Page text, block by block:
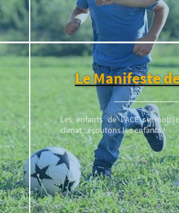
Le Manifeste
Les enfants de l’ACE se
climat : écoutons les enfants !